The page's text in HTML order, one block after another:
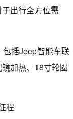
出行全方位需
括Jeep智能车联
加热、18寸轮圈